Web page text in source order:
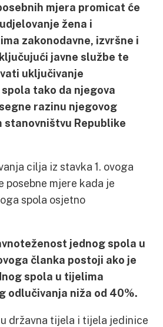
mjera promicat će
žena i
zakonodavne, izvršne i
javne službe te
uključivanje
tako da njegova
razinu njegovog
stanovništvu Republike
cilja iz stavka 1. ovoga
posebne mjere kada je
spola osjetno
jednog spola u
članka postoji ako je
spola u tijelima
odlučivanja niža od 40%.
državna tijela i tijela jedinice